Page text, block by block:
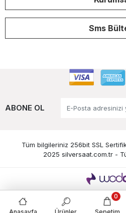
Sms
ABONE OL
Tüm bilgileriniz 256bit SSL
2025 silversaat.com.tr -
0